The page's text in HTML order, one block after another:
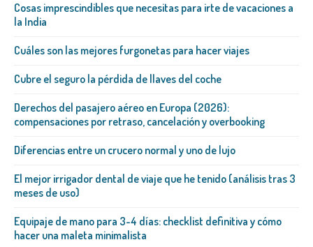
Cosas imprescindibles que necesitas para irte de vacaciones a
la India
Cuáles son las mejores furgonetas para hacer viajes
Cubre el seguro la pérdida de llaves del coche
Derechos del pasajero aéreo en Europa (2026):
compensaciones por retraso, cancelación y overbooking
Diferencias entre un crucero normal y uno de lujo
El mejor irrigador dental de viaje que he tenido (análisis tras 3
meses de uso)
Equipaje de mano para 3-4 días: checklist definitiva y cómo
hacer una maleta minimalista